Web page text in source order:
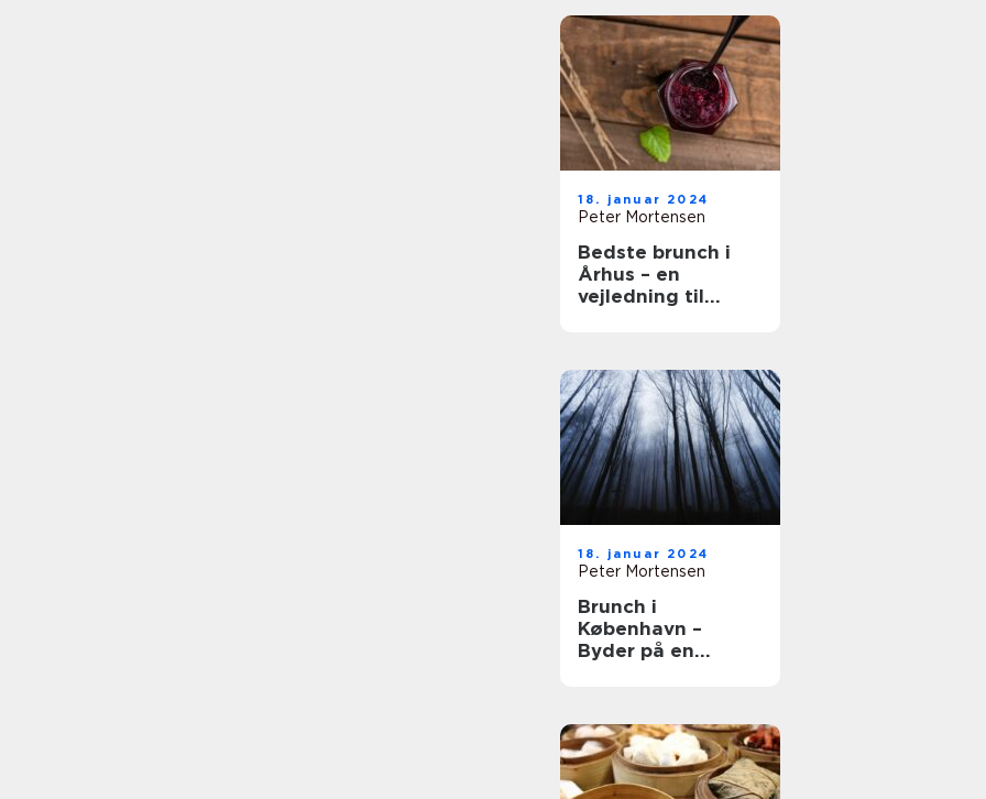
18. januar 2024
Peter Mortensen
Bedste brunch i
Århus – en
vejledning til
18. januar 2024
Peter Mortensen
Brunch i
København –
Byder på en